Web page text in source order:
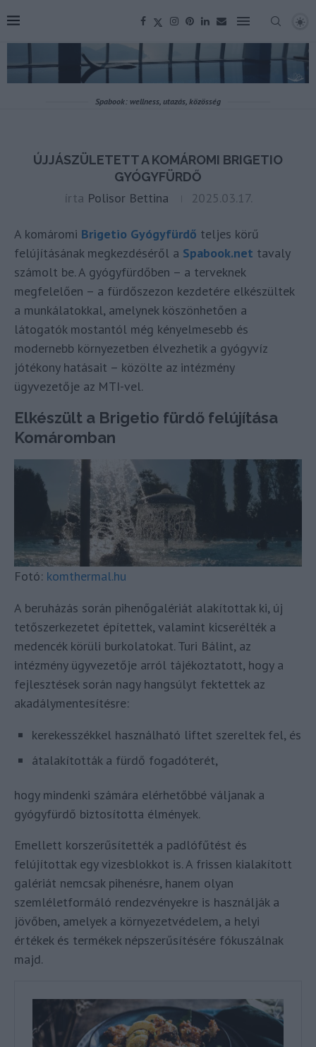
Spabook: wellness, utazás, közösség
ÚJJÁSZÜLETETT A KOMÁROMI BRIGETIO
GYÓGYFÜRDŐ
írta Polisor Bettina 2025.03.17.
A komáromi Brigetio Gyógyfürdő teljes körű
felújításának megkezdéséről a Spabook.net tavaly
számolt be. A gyógyfürdőben – a terveknek
megfelelően – a fürdőszezon kezdetére elkészültek
a munkálatokkal, amelynek köszönhetően a
látogatók mostantól még kényelmesebb és
modernebb környezetben élvezhetik a gyógyvíz
jótékony hatásait – közölte az intézmény
ügyvezetője az MTI-vel.
Elkészült a Brigetio fürdő felújítása
Komáromban
Fotó: komthermal.hu
A beruházás során pihenőgalériát alakítottak ki, új
tetőszerkezetet építettek, valamint kicserélték a
medencék körüli burkolatokat. Turi Bálint, az
intézmény ügyvezetője arról tájékoztatott, hogy a
fejlesztések során nagy hangsúlyt fektettek az
akadálymentesítésre:
kerekesszékkel használható liftet szereltek fel, és
átalakították a fürdő fogadóterét,
hogy mindenki számára elérhetőbbé váljanak a
gyógyfürdő biztosította élmények.
Emellett korszerűsítették a padlófűtést és
felújítottak egy vizesblokkot is. A frissen kialakított
galériát nemcsak pihenésre, hanem olyan
szemléletformáló rendezvényekre is használják a
jövőben, amelyek a környezetvédelem, a helyi
értékek és termékek népszerűsítésére fókuszálnak
majd.